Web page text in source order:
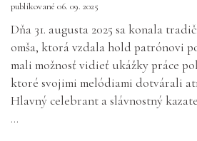
publikované 06. 09. 2025
Dňa 31. augusta 2025 sa konala
omša, ktorá vzdala hold patrónovi
mali možnosť vidieť ukážky práce
ktoré svojimi melódiami dotvárali
Hlavný celebrant a slávnostný
...